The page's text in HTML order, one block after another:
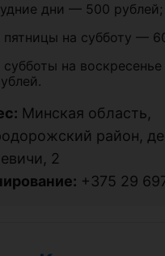
дни — 500 рублей;
пятницы на субботу —
субботы на
Минская область,
район,
2
+375 29